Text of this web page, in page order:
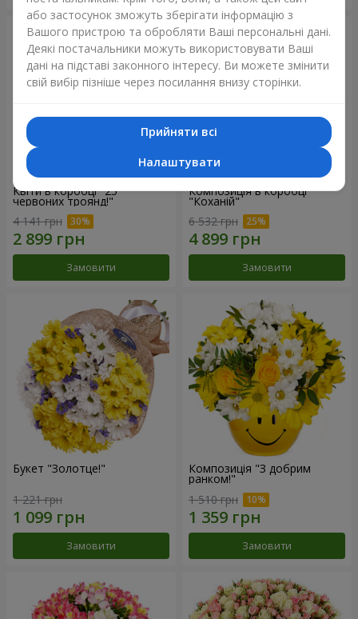
Квіти в коробці "25
червоних троянд!"
4 141 грн
Замовити
Композиція в коробці
"Коханій"
6 532 грн
Замовити
Букет "Золотце!"
1 221 грн
Замовити
Композиція "З добрим
ранком!"
1 510 грн
Замовити
або застосунок зможуть зберігати інформацію з
Вашого пристрою та обробляти Ваші персональні дані.
Деякі постачальники можуть використовувати Ваші
дані на підставі законного інтересу. Ви можете змінити
свій вибір пізніше через посилання внизу сторінки.
Прийняти всі
Налаштувати